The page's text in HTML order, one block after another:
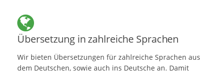
Übersetzung in zahlreiche Sprachen
Wir bieten Übersetzungen für zahlreiche Sprachen aus
dem Deutschen, sowie auch ins Deutsche an. Damit